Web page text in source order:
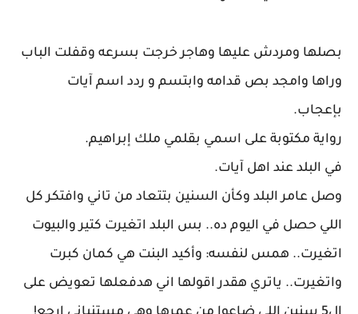
بصلها ومردش عليها وهاجر خرجت بسرعه وقفلت الباب
وراها وامجد بص قدامه وابتسم و ردد اسم آيات
بإعجاب.
رواية مكتوبة على اسمي بقلمي ملك إبراهيم.
في البلد عند اهل آيات.
وصل عامر البلد وكأن السنين بتتعاد من تاني وافتكر كل
اللي حصل في اليوم ده.. بس البلد اتغيرت كتير والبيوت
اتغيرت.. همس لنفسه: وأكيد البنت هي كمان كبرت
واتغيرت.. ياتري هقدر اقولها اني هدفعلها تعويض على